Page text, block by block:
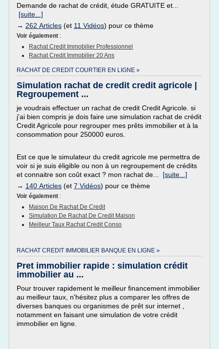
Demande de rachat de crédit, étude GRATUITE et...
[suite...]
→ 262 Articles (et 11 Vidéos) pour ce thème
Voir également :
Rachat Credit Immobilier Professionnel
Rachat Credit Immobilier 20 Ans
RACHAT DE CREDIT COURTIER EN LIGNE »
Simulation rachat de credit credit agricole |
Regroupement ...
je voudrais effectuer un rachat de credit Credit Agricole. si
j'ai bien compris je dois faire une simulation rachat de crédit
Credit Agricole pour regrouper mes prêts immobilier et à la
consommation pour 250000 euros.
Est ce que le simulateur du credit agricole me permettra de
voir si je suis éligible ou non à un regroupement de crédits
et connaitre son coût exact ? mon rachat de... [suite...]
→ 140 Articles (et 7 Vidéos) pour ce thème
Voir également :
Maison De Rachat De Credit
Simulation De Rachat De Credit Maison
Meilleur Taux Rachat Credit Conso
RACHAT CREDIT IMMOBILIER BANQUE EN LIGNE »
Pret immobilier rapide : simulation crédit
immobilier au ...
Pour trouver rapidement le meilleur financement immobilier
au meilleur taux, n'hésitez plus a comparer les offres de
diverses banques ou organismes de prêt sur internet ,
notamment en faisant une simulation de votre crédit
immobilier en ligne.